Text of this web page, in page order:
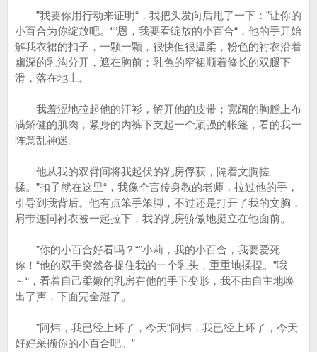
”我要你用行动来证明“，我把头发向后甩了一下：”让你的
小百合为你绽放吧。“”恩，我要看绽放的小百合“，他的手开始
解我衣裙的扣子，一颗一颗，很快但很温柔，粉色的衬衣沿着
幽深的乳沟分开，遮在胸前；乳色的窄裙顺着修长的双腿下
滑，落在地上。
我羞涩地拉起他的汗衫，解开他的皮带；宽阔的胸膛上布
满矫健的肌肉，紧身的内裤下支起一个顽强的帐篷，看的我一
阵意乱神迷。
他从我的双臂间将我起伏的乳房俘获，隔着文胸搓
揉。”扣子就在这里“，我像个言传身教的老师，拉过他的手，
引导到我背后。他有点笨手笨脚，不过还是打开了我的文胸，
肩带连同衬衣被一起拉下，我的乳房骄傲地挺立在他面前。
”你的小百合好看吗？“”小莉，我的小百合，我要爱死
你！“他的双手突然各捉住我的一个乳头，重重地揉捏。”哦
～“，看着自己柔嫩的乳房在他的手下变形，我不由自主地唤
出了声，下面完全湿了。
”阿炜，我已经上环了，今天“阿炜，我已经上环了，今天
好好采撷你的小百合吧。”